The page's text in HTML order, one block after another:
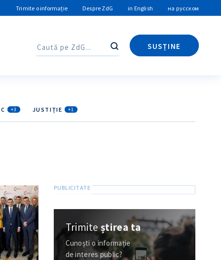
Trimite o informație Despre ZdG in English на русском
Caută
SUSȚINE
Caută
+3 JUSTIȚIE +1
Trimiteștirea ta
Cunoști o informație
de interes public?